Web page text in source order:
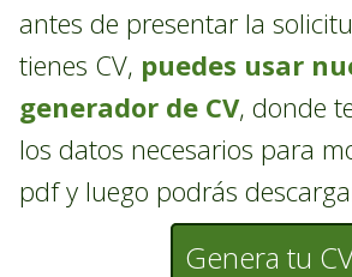
antes de presentar la
tienes CV, puedes usar
generador de CV, donde
los datos necesarios para
pdf y luego podrás
Genera tu